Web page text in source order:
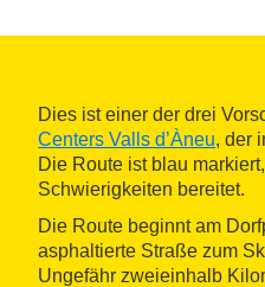
Dies ist einer der drei
Centers Valls d’Àneu, der
Die Route ist blau
Schwierigkeiten bereitet.
Die Route beginnt am
asphaltierte Straße zum
Ungefähr zweieinhalb